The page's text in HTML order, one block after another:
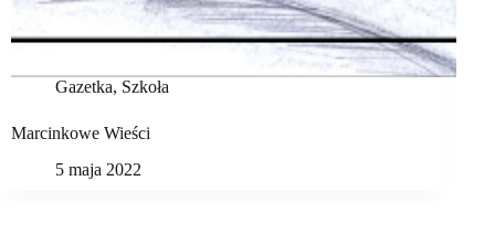
Gazetka, Szkoła
Marcinkowe Wieści
5 maja 2022